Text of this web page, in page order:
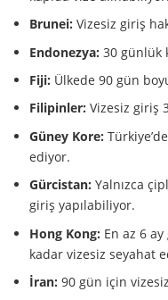
Brunei: Vizesiz giriş
Endonezya: 30 günlük
Fiji: Ülkede 90 gün
Filipinler: Vizesiz giriş
Güney Kore:
ediyor.
Gürcistan: Yalnızca
giriş yapılabiliyor.
Hong Kong: En az 6
kadar vizesiz seyahat
İran:90 gün için